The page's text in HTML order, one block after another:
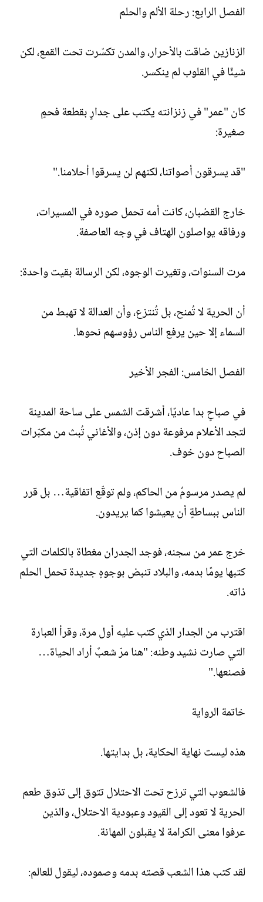
الفصل الرابع: رحلة الألم والحلم
الزنازين ضاقت بالأحرار، والمدن تكسّرت تحت القمع، لكن
شيئًا في القلوب لم ينكسر.
كان "عمر" في زنزانته يكتب على جدارٍ بقطعة فحمٍ
صغيرة:
"قد يسرقون أصواتنا، لكنهم لن يسرقوا أحلامنا."
خارج القضبان، كانت أمه تحمل صوره في المسيرات،
ورفاقه يواصلون الهتاف في وجه العاصفة.
مرت السنوات، وتغيرت الوجوه، لكن الرسالة بقيت واحدة:
أن الحرية لا تُمنح، بل تُنتزع، وأن العدالة لا تهبط من
السماء إلا حين يرفع الناس رؤوسهم نحوها.
الفصل الخامس: الفجر الأخير
في صباحٍ بدا عاديًا، أشرقت الشمس على ساحة المدينة
لتجد الأعلام مرفوعة دون إذن، والأغاني تُبث من مكبّرات
الصباح دون خوف.
لم يصدر مرسومٌ من الحاكم، ولم توقّع اتفاقية… بل قرر
الناس ببساطةٍ أن يعيشوا كما يريدون.
خرج عمر من سجنه، فوجد الجدران مغطاة بالكلمات التي
كتبها يومًا بدمه، والبلاد تنبض بوجوهٍ جديدة تحمل الحلم
ذاته.
اقترب من الجدار الذي كتب عليه أول مرة، وقرأ العبارة
التي صارت نشيد وطنه: "هنا مرّ شعبٌ أراد الحياة…
فصنعها."
خاتمة الرواية
هذه ليست نهاية الحكاية، بل بدايتها.
فالشعوب التي ترزح تحت الاحتلال تتوق إلى تذوق طعم
الحرية لا تعود إلى القيود وعبودية الاحتلال، والذين
عرفوا معنى الكرامة لا يقبلون المهانة.
لقد كتب هذا الشعب قصته بدمه وصموده، ليقول للعالم: